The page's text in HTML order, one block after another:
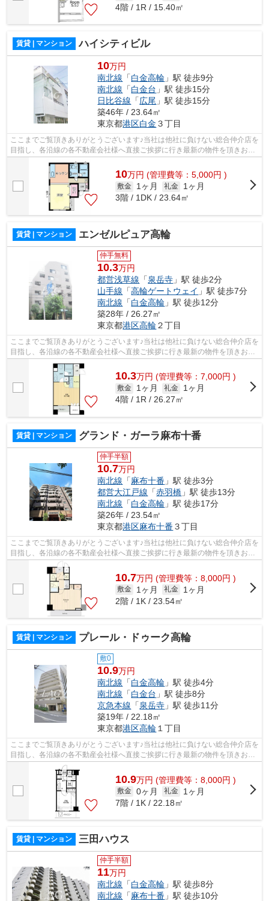
4階 / 1R / 15.40㎡
賃貸 | マンション ハイシティビル
10万円
南北線 「白金高輪 」駅 徒歩9分
南北線 「白金台 」駅 徒歩15分
日比谷線 「広尾 」駅 徒歩15分
築46年 / 23.64㎡
東京都港区白金 ３丁目
ここまでご覧頂きありがとうございます♪当社は他社に負けない総合仲介店を
目指し、各沿線の各不動産会社様へ直接ご挨拶に行き最新の物件を頂きお客
様へ提供しております！最新の情報は...
10万円 (管理費等：5,000円 )
敷金 1ヶ月 礼金
1ヶ月
3階 / 1DK / 23.64㎡
賃貸 | マンション エンゼルピュア高輪
仲手無料
10.3万円
都営浅草線 「泉岳寺 」駅 徒歩2分
山手線 「高輪ゲートウェイ 」駅 徒歩7分
南北線 「白金高輪 」駅 徒歩12分
築28年 / 26.27㎡
東京都港区高輪 ２丁目
ここまでご覧頂きありがとうございます♪当社は他社に負けない総合仲介店を
目指し、各沿線の各不動産会社様へ直接ご挨拶に行き最新の物件を頂きお客
様へ提供しております！最新の情報は...
10.3万円 (管理費等：7,000円 )
敷金 1ヶ月 礼金
1ヶ月
4階 / 1R / 26.27㎡
賃貸 | マンション グランド・ガーラ麻布十番
仲手半額
10.7万円
南北線 「麻布十番 」駅 徒歩3分
都営大江戸線 「赤羽橋 」駅 徒歩13分
南北線 「白金高輪 」駅 徒歩17分
築26年 / 23.54㎡
東京都港区麻布十番 ３丁目
ここまでご覧頂きありがとうございます♪当社は他社に負けない総合仲介店を
目指し、各沿線の各不動産会社様へ直接ご挨拶に行き最新の物件を頂きお客
様へ提供しております！最新の情報は...
10.7万円 (管理費等：8,000円 )
敷金 1ヶ月 礼金
1ヶ月
2階 / 1K / 23.54㎡
賃貸 | マンション プレール・ドゥーク高輪
敷0
10.9万円
南北線 「白金高輪 」駅 徒歩4分
南北線 「白金台 」駅 徒歩8分
京急本線 「泉岳寺 」駅 徒歩11分
築19年 / 22.18㎡
東京都港区高輪 １丁目
ここまでご覧頂きありがとうございます♪当社は他社に負けない総合仲介店を
目指し、各沿線の各不動産会社様へ直接ご挨拶に行き最新の物件を頂きお客
様へ提供しております！最新の情報は...
10.9万円 (管理費等：8,000円 )
敷金 0ヶ月 礼金
1ヶ月
7階 / 1K / 22.18㎡
賃貸 | マンション 三田ハウス
仲手半額
11万円
南北線 「白金高輪 」駅 徒歩8分
南北線 「麻布十番 」駅 徒歩10分